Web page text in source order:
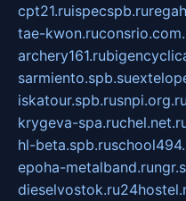
cpt21.ruispecspb.ru
tae-kwon.ru
archery161.ru
sarmiento.spb.su
iskatour.spb.rusnpi.org.ru
krygeva-spa.ru
hl-beta.spb.ru
epoha-metalband.ru
dieselvostok.ru